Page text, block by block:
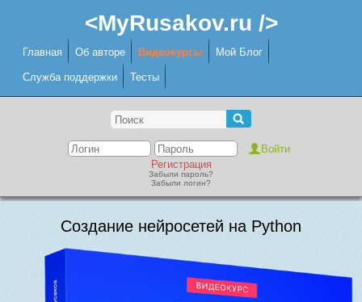
<MyRusakov.ru />
Главная Об авторе Видеокурсы Мой Блог
Служба поддержки Тесты
Регистрация
Забыли пароль?
Забыли логин?
Создание нейросетей на Python